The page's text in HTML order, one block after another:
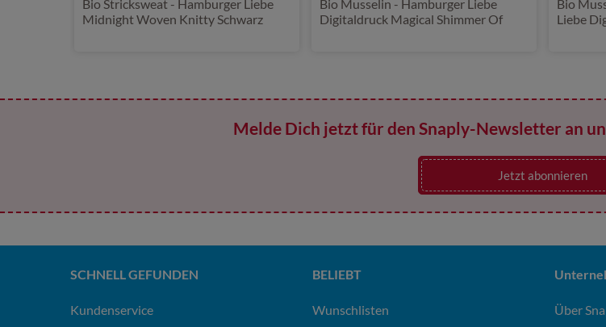
Bio Stricksweat - Hamburger Liebe
Midnight Woven Knitty Schwarz
Bio Musselin - Hamburger Liebe
Digitaldruck Magical Shimmer Of
Bio
Liebe
Melde Dich jetzt für den Snaply-Newsletter an
Jetzt abonnieren
SCHNELL GEFUNDEN
Kundenservice
BELIEBT
Wunschlisten
Über